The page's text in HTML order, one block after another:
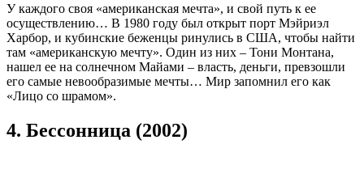
У каждого своя «американская мечта», и свой путь к ее
осуществлению… В 1980 году был открыт порт Мэйриэл
Харбор, и кубинские беженцы ринулись в США, чтобы найти
там «американскую мечту». Один из них – Тони Монтана,
нашел ее на солнечном Майами – власть, деньги, превзошли
его самые невообразимые мечты… Мир запомнил его как
«Лицо со шрамом».
4. Бессонница (2002)